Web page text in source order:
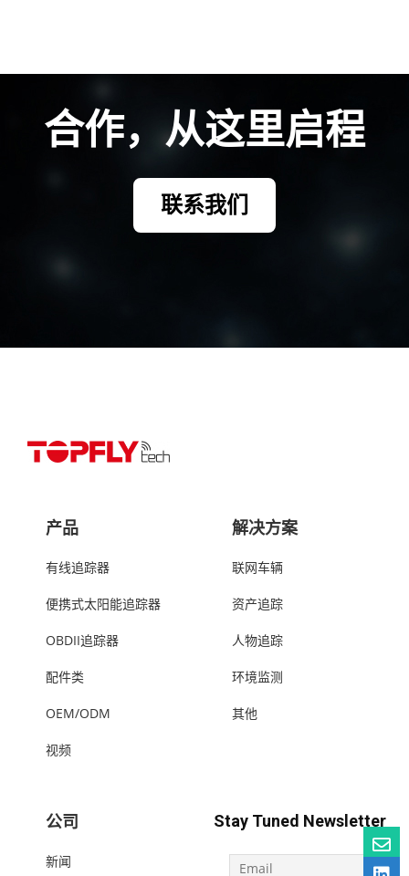
合作，从这里启程
联系我们
产品
有线追踪器
便携式太阳能追踪器
OBDII追踪器
配件类
OEM/ODM
视频
解决方案
联网车辆
资产追踪
人物追踪
环境监测
其他
公司
新闻
Stay Tuned Newsletter